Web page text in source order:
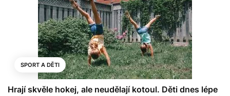
SPORT A DĚTI
Hrají skvěle hokej, ale neudělají kotoul. Děti dnes lépe